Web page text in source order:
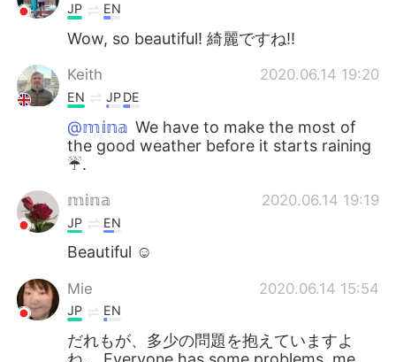
JP EN
Wow, so beautiful! 綺麗ですね‼️
Keith 2020.06.14 19:20
EN JPDE
@𝕞𝕚𝕟𝕒 We have to make the most of
the good weather before it starts raining
☔.
𝕞𝕚𝕟𝕒 2020.06.14 19:19
JP EN
Beautiful ☺️
Mie 2020.06.14 15:54
JP EN
だれもが、多少の問題を抱えていますよ